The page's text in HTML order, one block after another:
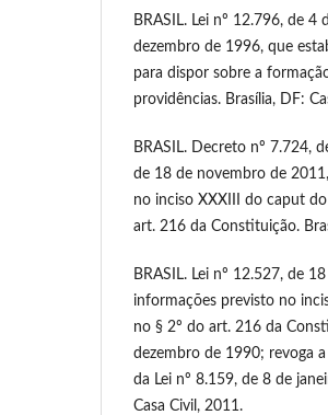
BRASIL. Lei nº 12.796, de
dezembro de 1996, que
para dispor sobre a
providências. Brasília, DF:
BRASIL. Decreto nº 7.724,
de 18 de novembro de
no inciso XXXIII do caput
art. 216 da Constituição.
BRASIL. Lei nº 12.527, de
informações previsto no
no § 2º do art. 216 da
dezembro de 1990; revoga
da Lei nº 8.159, de 8 de
Casa Civil, 2011.